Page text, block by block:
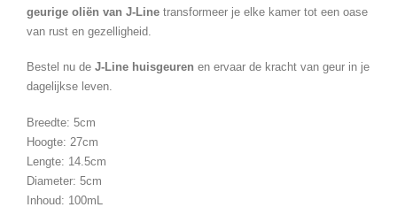
geurige oliën van J-Line transformeer je elke kamer tot een oase
van rust en gezelligheid.
Bestel nu de J-Line huisgeuren en ervaar de kracht van geur in je
dagelijkse leven.
Breedte: 5cm
Hoogte: 27cm
Lengte: 14.5cm
Diameter: 5cm
Inhoud: 100mL